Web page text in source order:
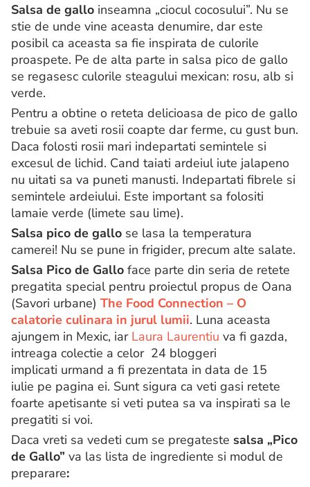
Salsa de gallo inseamna „ciocul cocosului”. Nu se
stie de unde vine aceasta denumire, dar este
posibil ca aceasta sa fie inspirata de culorile
proaspete. Pe de alta parte in salsa pico de gallo
se regasesc culorile steagului mexican: rosu, alb si
verde.
Pentru a obtine o reteta delicioasa de pico de gallo
trebuie sa aveti rosii coapte dar ferme, cu gust bun.
Daca folosti rosii mari indepartati semintele si
excesul de lichid. Cand taiati ardeiul iute jalapeno
nu uitati sa va puneti manusti. Indepartati fibrele si
semintele ardeiului. Este important sa folositi
lamaie verde (limete sau lime).
Salsa pico de gallo se lasa la temperatura
camerei! Nu se pune in frigider, precum alte salate.
Salsa Pico de Gallo face parte din seria de retete
pregatita special pentru proiectul propus de Oana
(Savori urbane) The Food Connection – O
calatorie culinara in jurul lumii. Luna aceasta
ajungem in Mexic, iar Laura Laurentiu va fi gazda,
intreaga colectie a celor 24 bloggeri
implicati urmand a fi prezentata in data de 15
iulie pe pagina ei. Sunt sigura ca veti gasi retete
foarte apetisante si veti putea sa va inspirati sa le
pregatiti si voi.
Daca vreti sa vedeti cum se pregateste salsa „Pico
de Gallo” va las lista de ingrediente si modul de
preparare: